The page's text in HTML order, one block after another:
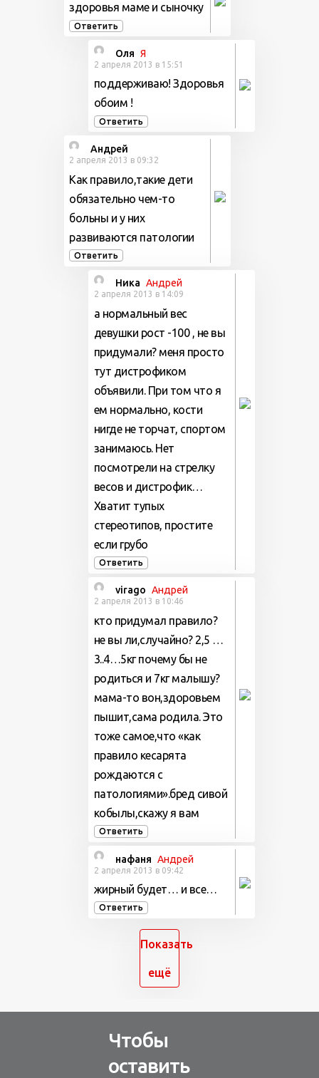
здоровья маме и сыночку
Ответить
Оля Я
2 апреля 2013 в 15:51
поддерживаю! Здоровья
обоим !
Ответить
Андрей
2 апреля 2013 в 09:32
Как правило,такие дети
обязательно чем-то
больны и у них
развиваются патологии
Ответить
Ника Андрей
2 апреля 2013 в 14:09
а нормальный вес
девушки рост -100 , не вы
придумали? меня просто
тут дистрофиком
объявили. При том что я
ем нормально, кости
нигде не торчат, спортом
занимаюсь. Нет
посмотрели на стрелку
весов и дистрофик…
Хватит тупых
стереотипов, простите
если грубо
Ответить
virago Андрей
2 апреля 2013 в 10:46
кто придумал правило?
не вы ли,случайно? 2,5 …
3..4…5кг почему бы не
родиться и 7кг малышу?
мама-то вон,здоровьем
пышит,сама родила. Это
тоже самое,что «как
правило кесарята
рождаются с
патологиями».бред сивой
кобылы,скажу я вам
Ответить
нафаня Андрей
2 апреля 2013 в 09:42
жирный будет… и все…
Ответить
Показать
ещё
Чтобы
оставить